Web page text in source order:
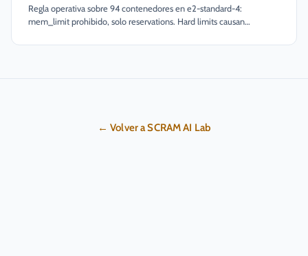
Regla operativa sobre 94 contenedores en e2-standard-4:
mem_limit prohibido, solo reservations. Hard limits causan
← Volver a SCRAM AI Lab